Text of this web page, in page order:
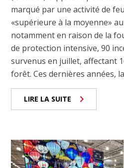
marqué par une activité de
«supérieure à la moyenne»
notamment en raison de la
de protection intensive, 90
survenus en juillet, affectant
forêt. Ces dernières années, la
LIRE LA SUITE